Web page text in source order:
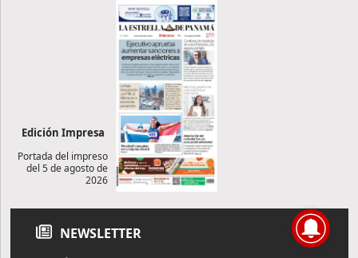
Edición Impresa
Portada del impreso
del 5 de agosto de
2026
NEWSLETTER